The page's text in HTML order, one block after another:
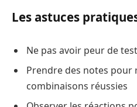
Les astuces
Ne pas avoir peur de
Prendre des notes pour
combinaisons réussies